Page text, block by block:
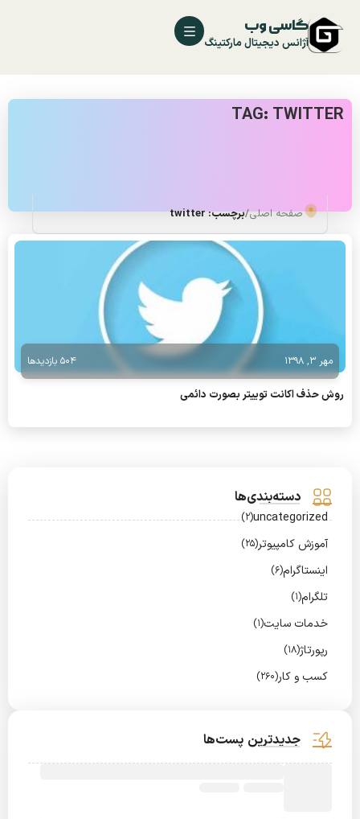
گاسی وب
آژانس دیجیتال مارکتینگ
TAG: TWITTER
صفحه اصلی/برچسب: twitter
مهر 3, 1398 504 بازدیدها
روش حذف اکانت توییتر بصورت دائمی
دسته‌بندی‌ها
uncategorized
(2)
آموزش کامپیوتر(25)
اینستاگرام(6)
تلگرام(1)
خدمات سایت(1)
رپورتاژ(18)
کسب و کار(260)
جدیدترین پست‌ها